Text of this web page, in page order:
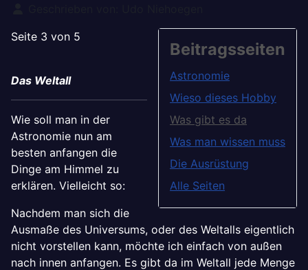
Beitragsseiten
Astronomie
Wieso dieses Hobby
Was gibt es da
Was man wissen muss
Die Ausrüstung
Alle Seiten
Seite 3 von 5
Das Weltall
Wie soll man in der
Astronomie nun am
besten anfangen die
Dinge am Himmel zu
erklären. Vielleicht so:
Nachdem man sich die
Ausmaße des Universums, oder des Weltalls eigentlich
nicht vorstellen kann, möchte ich einfach von außen
nach innen anfangen. Es gibt da im Weltall jede Menge